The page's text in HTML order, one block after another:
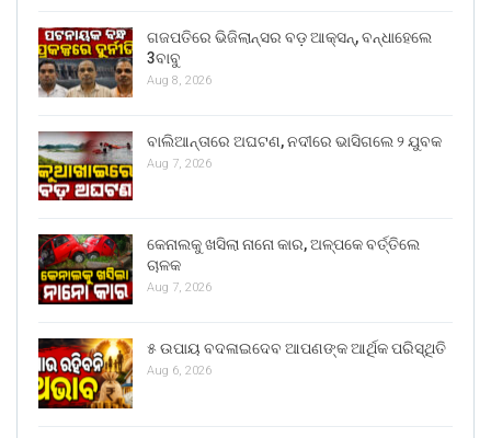
ଗଜପତିରେ ଭିଜିଲାନ୍ସର ବଡ଼ ଆକ୍ସନ୍, ବନ୍ଧାହେଲେ
3ବାବୁ
Aug 8, 2026
ବାଲିଆନ୍ତାରେ ଅଘଟଣ, ନଦୀରେ ଭାସିଗଲେ ୨ ଯୁବକ
Aug 7, 2026
କେନାଲକୁ ଖସିଲା ନାନୋ କାର, ଅଳ୍ପକେ ବର୍ତ୍ତିଲେ
ଚାଳକ
Aug 7, 2026
୫ ଉପାୟ ବଦଳାଇଦେବ ଆପଣଙ୍କ ଆର୍ଥିକ ପରିସ୍ଥିତି
Aug 6, 2026